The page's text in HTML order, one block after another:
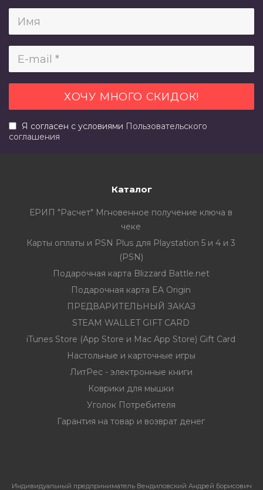
Я согласен с условиями Пользовательского
соглашения
Каталог
ЕРИП "Расчет" Мгновенное получение ключа в
чеке
Карты оплаты и PSN Plus для Playstation 5 и 4 и 3
(PSN)
Подарочная карта Blizzard Battle.net
Подарочная карта EA Origin
ПРЕДВАРИТЕЛЬНЫЙ ЗАКАЗ
STEAM WALLET GIFT CARD
iTunes Store (App Store и Mac App Store) Gift Card
Настольные и карточные игры
ЛитРес - электронные книги
Коврики для мышки
Уголок Потребителя
Гарантия на товар и возврат денег
Индивидуальный предприниматель Вендиловский Андрей Борисович